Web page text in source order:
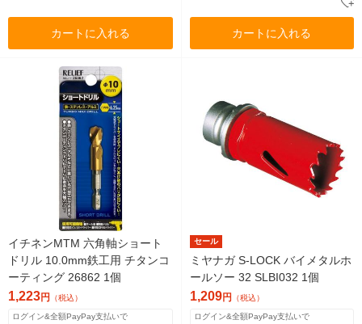
カートに入れる カートに入れる
イチネンMTM 六角軸ショート
ドリル 10.0mm鉄工用 チタンコ
ーティング 26862 1個
1,223円 （税込）
ログイン&全額PayPay支払いで
セール
ミヤナガ S-LOCK バイメタルホ
ールソー 32 SLBI032 1個
1,209円 （税込）
ログイン&全額PayPay支払いで